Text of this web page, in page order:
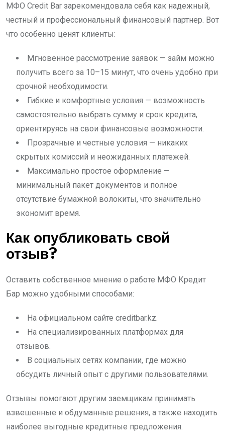
МФО Credit Bar зарекомендовала себя как надежный,
честный и профессиональный финансовый партнер. Вот
что особенно ценят клиенты:
Мгновенное рассмотрение заявок — займ можно
получить всего за 10–15 минут, что очень удобно при
срочной необходимости.
Гибкие и комфортные условия — возможность
самостоятельно выбрать сумму и срок кредита,
ориентируясь на свои финансовые возможности.
Прозрачные и честные условия — никаких
скрытых комиссий и неожиданных платежей.
Максимально простое оформление —
минимальный пакет документов и полное
отсутствие бумажной волокиты, что значительно
экономит время.
Как опубликовать свой
отзыв?
Оставить собственное мнение о работе МФО Кредит
Бар можно удобными способами:
На официальном сайте creditbar.kz.
На специализированных платформах для
отзывов.
В социальных сетях компании, где можно
обсудить личный опыт с другими пользователями.
Отзывы помогают другим заемщикам принимать
взвешенные и обдуманные решения, а также находить
наиболее выгодные кредитные предложения.